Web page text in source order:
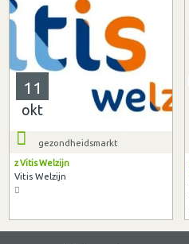
11
okt
gezondheidsmarkt
z Vitis Welzijn
Vitis Welzijn